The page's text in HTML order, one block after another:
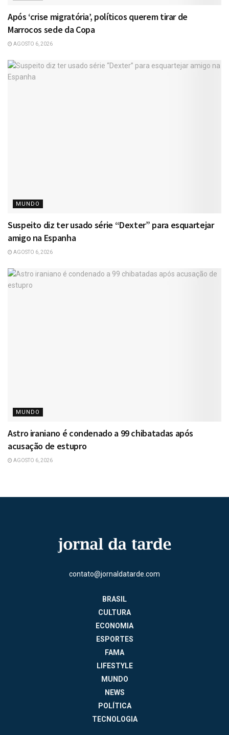
Após ‘crise migratória’, políticos querem tirar de
Marrocos sede da Copa
AGOSTO 6, 2026
MUNDO
Suspeito diz ter usado série “Dexter” para esquartejar
amigo na Espanha
AGOSTO 6, 2026
MUNDO
Astro iraniano é condenado a 99 chibatadas após
acusação de estupro
AGOSTO 6, 2026
contato@jornaldatarde.com
BRASIL
CULTURA
ECONOMIA
ESPORTES
FAMA
LIFESTYLE
MUNDO
NEWS
POLÍTICA
TECNOLOGIA